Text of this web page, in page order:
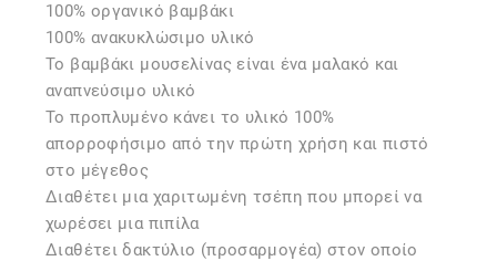
100% οργανικό βαμβάκι
100% ανακυκλώσιμο υλικό
Το βαμβάκι μουσελίνας είναι ένα μαλακό και
αναπνεύσιμο υλικό
Το προπλυμένο κάνει το υλικό 100%
απορροφήσιμο από την πρώτη χρήση και πιστό
στο μέγεθος
Διαθέτει μια χαριτωμένη τσέπη που μπορεί να
χωρέσει μια πιπίλα
Διαθέτει δακτύλιο (προσαρμογέα) στον οποίο